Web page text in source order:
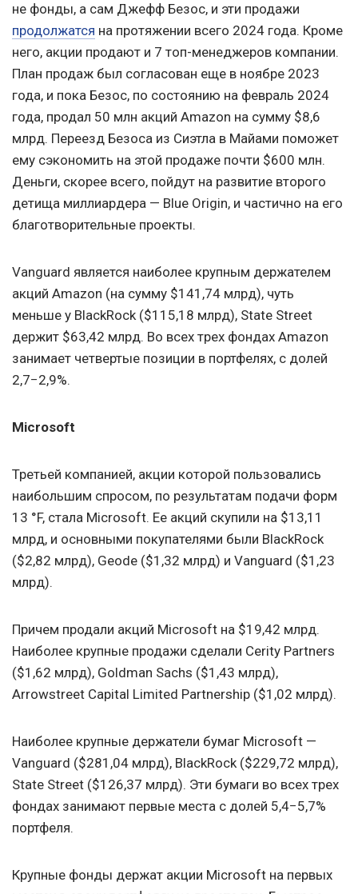
не фонды, а сам Джефф Безос, и эти продажи
продолжатся на протяжении всего 2024 года. Кроме
него, акции продают и 7 топ-менеджеров компании.
План продаж был согласован еще в ноябре 2023
года, и пока Безос, по состоянию на февраль 2024
года, продал 50 млн акций Amazon на сумму $8,6
млрд. Переезд Безоса из Сиэтла в Майами поможет
ему сэкономить на этой продаже почти $600 млн.
Деньги, скорее всего, пойдут на развитие второго
детища миллиардера — Blue Origin, и частично на его
благотворительные проекты.
Vanguard является наиболее крупным держателем
акций Amazon (на сумму $141,74 млрд), чуть
меньше у BlackRock ($115,18 млрд), State Street
держит $63,42 млрд. Во всех трех фондах Amazon
занимает четвертые позиции в портфелях, с долей
2,7−2,9%.
Microsoft
Третьей компанией, акции которой пользовались
наибольшим спросом, по результатам подачи форм
13 °F, стала Microsoft. Ее акций скупили на $13,11
млрд, и основными покупателями были BlackRock
($2,82 млрд), Geode ($1,32 млрд) и Vanguard ($1,23
млрд).
Причем продали акций Microsoft на $19,42 млрд.
Наиболее крупные продажи сделали Cerity Partners
($1,62 млрд), Goldman Sachs ($1,43 млрд),
Arrowstreet Capital Limited Partnership ($1,02 млрд).
Наиболее крупные держатели бумаг Microsoft —
Vanguard ($281,04 млрд), BlackRock ($229,72 млрд),
State Street ($126,37 млрд). Эти бумаги во всех трех
фондах занимают первые места с долей 5,4−5,7%
портфеля.
Крупные фонды держат акции Microsoft на первых